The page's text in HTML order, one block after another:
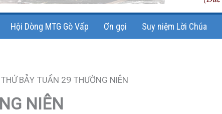
Hội Dòng MTG Gò Vấp Ơn gọi Suy niệm Lời Chúa
THỨ BẢY TUẦN 29 THƯỜNG NIÊN
NIÊN